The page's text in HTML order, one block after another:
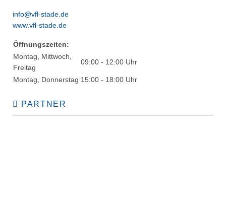
info@vfl-stade.de
www.vfl-stade.de
Öffnungszeiten:
Montag, Mittwoch,
Freitag
09:00 - 12:00 Uhr
Montag, Donnerstag 15:00 - 18:00 Uhr
PARTNER